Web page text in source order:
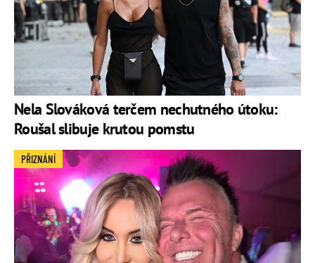
Nela Slováková terčem nechutného útoku:
Roušal slibuje krutou pomstu
PŘIZNÁNÍ